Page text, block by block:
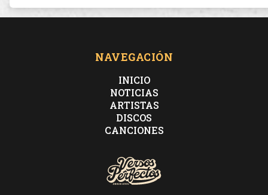
NAVEGACIÓN
INICIO
NOTICIAS
ARTISTAS
DISCOS
CANCIONES